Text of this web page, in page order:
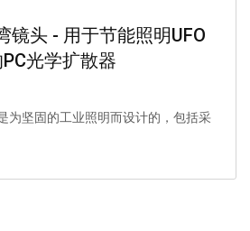
镜头 - 用于节能照明UFO
光学扩散器
为坚固的工业照明而设计的，包括采